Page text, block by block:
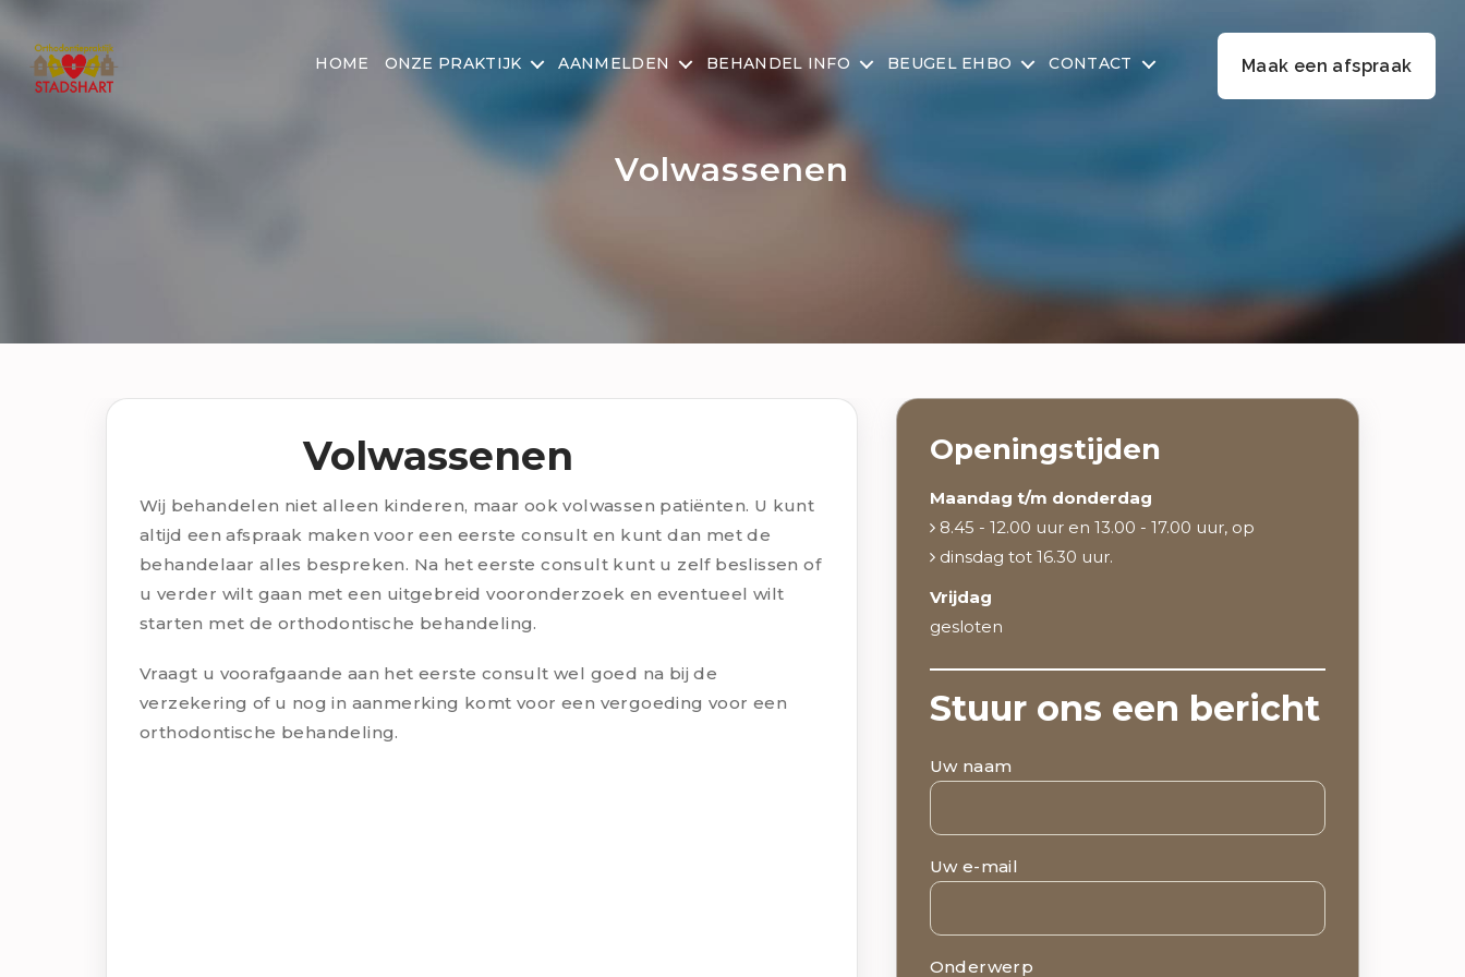
HOME ONZE PRAKTIJK AANMELDEN BEHANDEL INFO BEUGEL EHBO CONTACT Maak een afspraak
Volwassenen
Volwassenen
Wij behandelen niet alleen kinderen, maar ook volwassen patiënten. U kunt
altijd een afspraak maken voor een eerste consult en kunt dan met de
behandelaar alles bespreken. Na het eerste consult kunt u zelf beslissen of
u verder wilt gaan met een uitgebreid vooronderzoek en eventueel wilt
starten met de orthodontische behandeling.
Vraagt u voorafgaande aan het eerste consult wel goed na bij de
verzekering of u nog in aanmerking komt voor een vergoeding voor een
orthodontische behandeling.
Openingstijden
Maandag t/m donderdag
8.45 - 12.00 uur en 13.00 - 17.00 uur, op
dinsdag tot 16.30 uur.
Vrijdag
gesloten
Stuur ons een bericht
Uw naam
Uw e-mail
Onderwerp